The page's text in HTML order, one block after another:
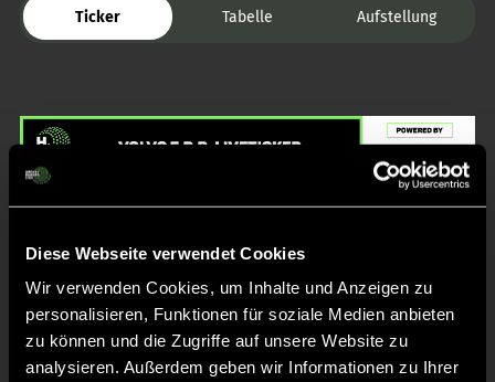
Diese Webseite verwendet Cookies
Wir verwenden Cookies, um Inhalte und Anzeigen zu
personalisieren, Funktionen für soziale Medien anbieten
zu können und die Zugriffe auf unsere Website zu
analysieren. Außerdem geben wir Informationen zu Ihrer
Ticker Tabelle Aufstellung
Liveticker
Abpfiff
Spiel beendet